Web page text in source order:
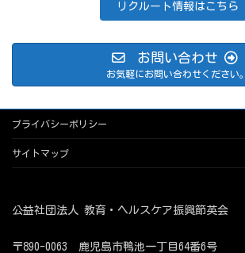
リクルート情報はこちら
お問い合わせ
お気軽にお問い合わせください。
プライバシーポリシー
サイトマップ
公益社団法人 教育・ヘルスケア振興節英会
〒890-0063 鹿児島市鴨池一丁目64番6号